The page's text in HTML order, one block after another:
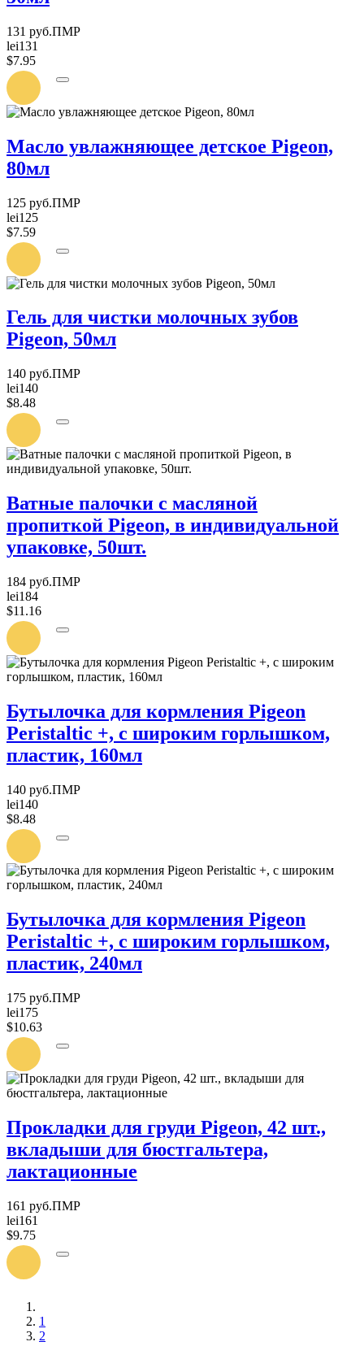
131 руб.ПМР
lei131
$7.95
УВЕДОМИТЬ
ПОСТУПЛЕНИИ
Масло увлажняющее детское Pigeon,
80мл
125 руб.ПМР
lei125
$7.59
УВЕДОМИТЬ
ПОСТУПЛЕНИИ
Гель для чистки молочных зубов
Pigeon, 50мл
140 руб.ПМР
lei140
$8.48
УВЕДОМИТЬ
ПОСТУПЛЕНИИ
Ватные палочки с масляной
пропиткой Pigeon, в индивидуальной
упаковке, 50шт.
184 руб.ПМР
lei184
$11.16
УВЕДОМИТЬ
ПОСТУПЛЕНИИ
Бутылочка для кормления Pigeon
Peristaltic +, с широким горлышком,
пластик, 160мл
140 руб.ПМР
lei140
$8.48
УВЕДОМИТЬ
ПОСТУПЛЕНИИ
Бутылочка для кормления Pigeon
Peristaltic +, с широким горлышком,
пластик, 240мл
175 руб.ПМР
lei175
$10.63
УВЕДОМИТЬ
ПОСТУПЛЕНИИ
Прокладки для груди Pigeon, 42 шт.,
вкладыши для бюстгальтера,
лактационные
161 руб.ПМР
lei161
$9.75
УВЕДОМИТЬ
ПОСТУПЛЕНИИ
1
2